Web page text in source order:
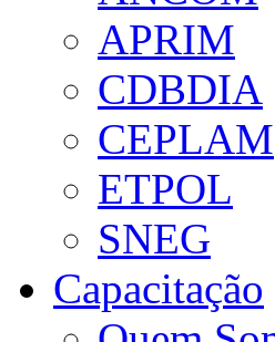
APRIM
CDBDIA
CEPLAM
ETPOL
SNEG
Capacitação